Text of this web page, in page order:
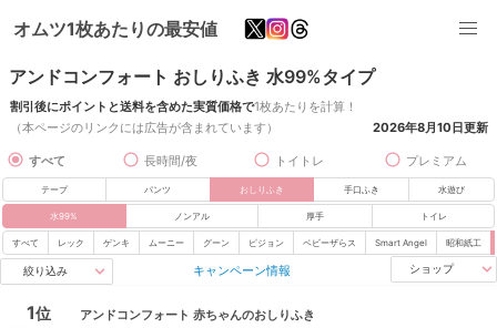
オムツ1枚あたりの最安値
アンドコンフォート おしりふき 水99%タイプ
割引後にポイントと送料を含めた実質価格で1枚あたりを計算！
（本ページのリンクには広告が含まれています）
2026年8月10日更新
すべて 長時間/夜 トイトレ プレミアム
テープ パンツ おしりふき 手口ふき 水遊び
水99% ノンアル 厚手 トイレ
すべて レック ゲンキ ムーニー グーン ピジョン ベビーザらス Smart Angel 昭和紙工
絞り込み キャンペーン情報 ショップ
1位 アンドコンフォート 赤ちゃんのおしりふき